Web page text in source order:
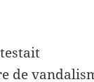
de